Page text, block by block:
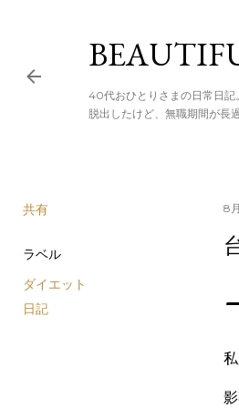
スキップ
40代おひとりさまの日常日
脱出したけど、無職期間が長
共有
ラベル
ダイエット
日記
8